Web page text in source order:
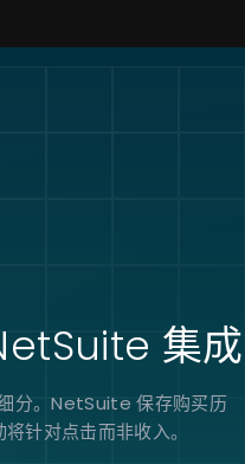
集成
分。NetSuite 保存购买历
针对点击而非收入。